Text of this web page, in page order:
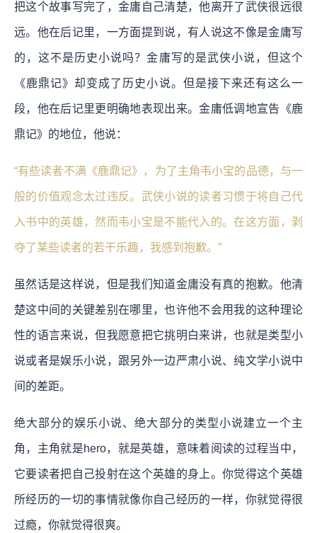
把这个故事写完了，金庸自己清楚，他离开了武侠很远很
远。他在后记里，一方面提到说，有人说这不像是金庸写
的，这不是历史小说吗？金庸写的是武侠小说，但这个
《鹿鼎记》却变成了历史小说。但是接下来还有这么一
段，他在后记里更明确地表现出来。金庸低调地宣告《鹿
鼎记》的地位，他说：
“有些读者不满《鹿鼎记》，为了主角韦小宝的品德，与一
般的价值观念太过违反。武侠小说的读者习惯于将自己代
入书中的英雄，然而韦小宝是不能代入的。在这方面，剥
夺了某些读者的若干乐趣，我感到抱歉。”
虽然话是这样说，但是我们知道金庸没有真的抱歉。他清
楚这中间的关键差别在哪里，也许他不会用我的这种理论
性的语言来说，但我愿意把它挑明白来讲，也就是类型小
说或者是娱乐小说，跟另外一边严肃小说、纯文学小说中
间的差距。
绝大部分的娱乐小说、绝大部分的类型小说建立一个主
角，主角就是hero，就是英雄，意味着阅读的过程当中，
它要读者把自己投射在这个英雄的身上。你觉得这个英雄
所经历的一切的事情就像你自己经历的一样，你就觉得很
过瘾，你就觉得很爽。